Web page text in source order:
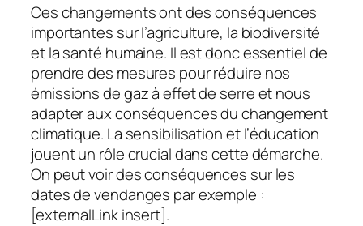
Ces changements ont des conséquences
importantes sur l’agriculture, la biodiversité
et la santé humaine. Il est donc essentiel de
prendre des mesures pour réduire nos
émissions de gaz à effet de serre et nous
adapter aux conséquences du changement
climatique. La sensibilisation et l’éducation
jouent un rôle crucial dans cette démarche.
On peut voir des conséquences sur les
dates de vendanges par exemple :
[externalLink insert].